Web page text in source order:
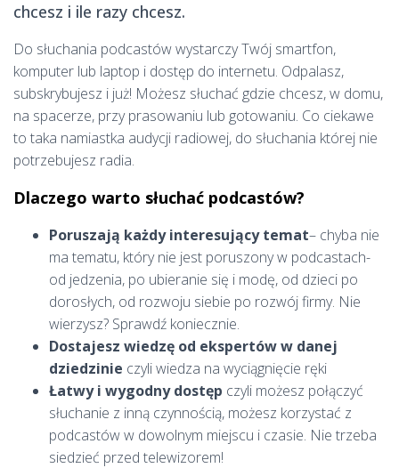
chcesz i ile razy chcesz.
Do słuchania podcastów wystarczy Twój smartfon,
komputer lub laptop i dostęp do internetu. Odpalasz,
subskrybujesz i już! Możesz słuchać gdzie chcesz, w domu,
na spacerze, przy prasowaniu lub gotowaniu. Co ciekawe
to taka namiastka audycji radiowej, do słuchania której nie
potrzebujesz radia.
Dlaczego warto słuchać podcastów?
Poruszają każdy interesujący temat– chyba nie
ma tematu, który nie jest poruszony w podcastach-
od jedzenia, po ubieranie się i modę, od dzieci po
dorosłych, od rozwoju siebie po rozwój firmy. Nie
wierzysz? Sprawdź koniecznie.
Dostajesz wiedzę od ekspertów w danej
dziedzinie czyli wiedza na wyciągnięcie ręki
Łatwy i wygodny dostęp czyli możesz połączyć
słuchanie z inną czynnością, możesz korzystać z
podcastów w dowolnym miejscu i czasie. Nie trzeba
siedzieć przed telewizorem!